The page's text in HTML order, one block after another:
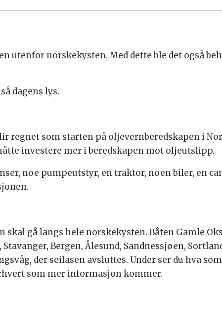
utenfor norskekysten. Med dette ble det også
dagens lys.
regnet som starten på oljevernberedskapen i
investere mer i beredskapen mot oljeutslipp.
noe pumpeutstyr, en traktor, noen biler, en
gå langs hele norskekysten. Båten Gamle
Bergen, Ålesund, Sandnessjøen,
der seilasen avsluttes. Under ser du hva
som mer informasjon kommer.